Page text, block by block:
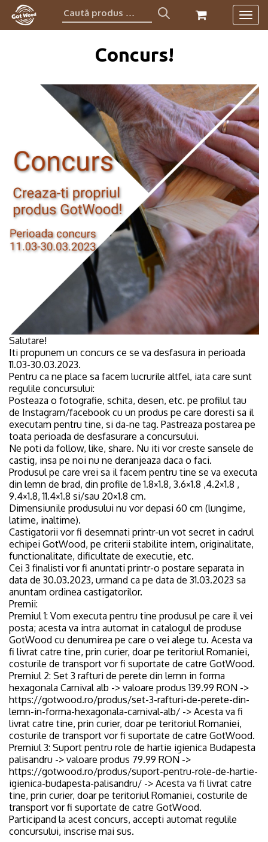
Caută
produs:
Concurs!
Salutare!
Iti propunem un concurs ce se va desfasura in perioada
11.03-30.03.2023.
Pentru ca ne place sa facem lucrurile altfel, iata care sunt
regulile concursului:
Posteaza o fotografie, schita, desen, etc. pe profilul tau
de Instagram/facebook cu un produs pe care doresti sa il
executam pentru tine, si da-ne tag. Pastreaza postarea pe
toata perioada de desfasurare a concursului.
Ne poti da follow, like, share. Nu iti vor creste sansele de
castig, insa pe noi nu ne deranjeaza daca o faci.
Produsul pe care vrei sa il facem pentru tine se va executa
din lemn de brad, din profile de 1.8×1.8, 3.6×1.8 ,4.2×1.8 ,
9.4×1.8, 11.4×1.8 si/sau 20×1.8 cm.
Dimensiunile produsului nu vor depasi 60 cm (lungime,
latime, inaltime).
Castigatorii vor fi desemnati printr-un vot secret in cadrul
echipei GotWood, pe criterii stabilite intern, originalitate,
functionalitate, dificultate de executie, etc.
Cei 3 finalisti vor fi anuntati printr-o postare separata in
data de 30.03.2023, urmand ca pe data de 31.03.2023 sa
anuntam ordinea castigatorilor.
Premii:
Premiul 1: Vom executa pentru tine produsul pe care il vei
posta; acesta va intra automat in catalogul de produse
GotWood cu denumirea pe care o vei alege tu. Acesta va
fi livrat catre tine, prin curier, doar pe teritoriul Romaniei,
costurile de transport vor fi suportate de catre GotWood.
Premiul 2: Set 3 rafturi de perete din lemn in forma
hexagonala Carnival alb -> valoare produs 139.99 RON ->
https://gotwood.ro/produs/set-3-rafturi-de-perete-din-
lemn-in-forma-hexagonala-carnival-alb/ -> Acesta va fi
livrat catre tine, prin curier, doar pe teritoriul Romaniei,
costurile de transport vor fi suportate de catre GotWood.
Premiul 3: Suport pentru role de hartie igienica Budapesta
palisandru -> valoare produs 79.99 RON ->
https://gotwood.ro/produs/suport-pentru-role-de-hartie-
igienica-budapesta-palisandru/ -> Acesta va fi livrat catre
tine, prin curier, doar pe teritoriul Romaniei, costurile de
transport vor fi suportate de catre GotWood.
Participand la acest concurs, accepti automat regulile
concursului, inscrise mai sus.